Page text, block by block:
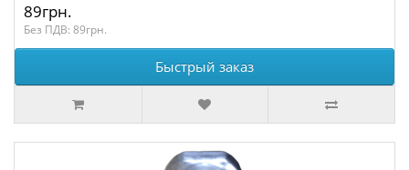
89грн.
Без ПДВ: 89грн.
Быстрый заказ